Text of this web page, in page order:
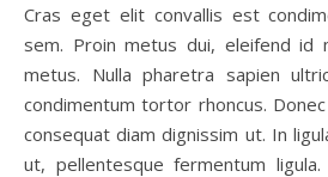
Cras eget elit convallis est condimentum congue non id
sem. Proin metus dui, eleifend id
metus. Nulla pharetra sapien
condimentum tortor rhoncus.
consequat diam dignissim ut. In
ut, pellentesque fermentum